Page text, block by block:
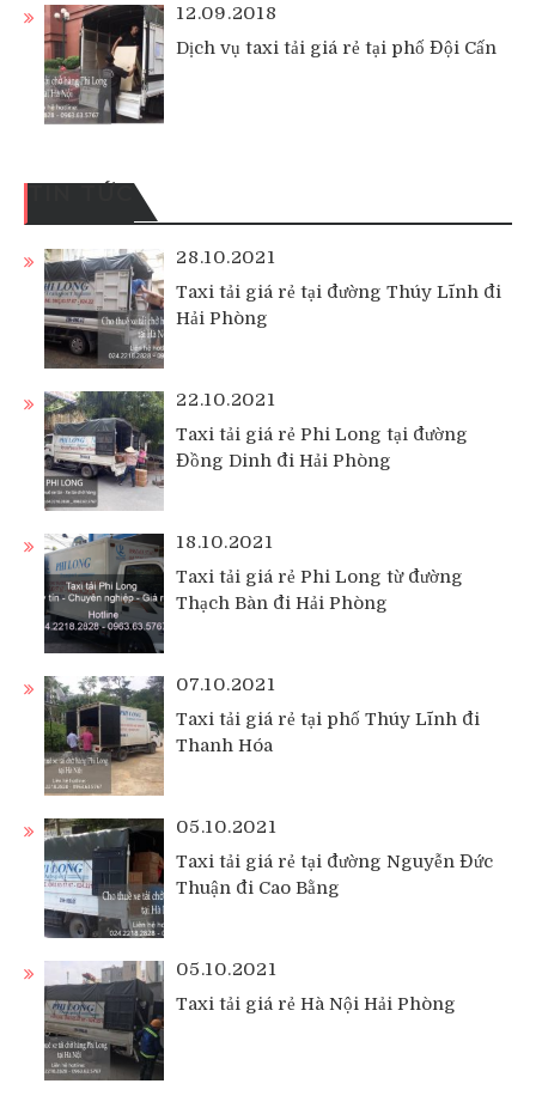
12.09.2018
Dịch vụ taxi tải giá rẻ tại phố Đội Cấn
TIN TỨC
28.10.2021
Taxi tải giá rẻ tại đường Thúy Lĩnh đi
Hải Phòng
22.10.2021
Taxi tải giá rẻ Phi Long tại đường
Đồng Dinh đi Hải Phòng
18.10.2021
Taxi tải giá rẻ Phi Long từ đường
Thạch Bàn đi Hải Phòng
07.10.2021
Taxi tải giá rẻ tại phố Thúy Lĩnh đi
Thanh Hóa
05.10.2021
Taxi tải giá rẻ tại đường Nguyễn Đức
Thuận đi Cao Bằng
05.10.2021
Taxi tải giá rẻ Hà Nội Hải Phòng